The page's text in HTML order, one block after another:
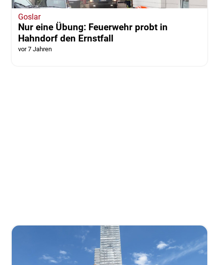
Goslar
Nur eine Übung: Feuerwehr probt in
Hahndorf den Ernstfall
vor 7 Jahren